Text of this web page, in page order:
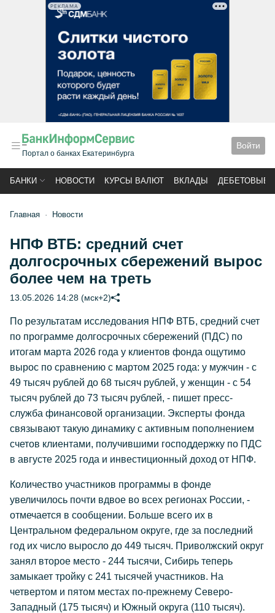
РЕКЛАМА
Портал о банках Екатеринбурга
Войти
БАНКИ НОВОСТИ КУРСЫ ВАЛЮТ ВКЛАДЫ ДЕБЕТОВЫЕ
Главная Новости
НПФ ВТБ: средний счет
долгосрочных сбережений вырос
более чем на треть
13.05.2026 14:28 (мск+2)
По результатам исследования НПФ ВТБ, средний счет
по программе долгосрочных сбережений (ПДС) по
итогам марта 2026 года у клиентов фонда ощутимо
вырос по сравнению с мартом 2025 года: у мужчин - с
49 тысяч рублей до 68 тысяч рублей, у женщин - с 54
тысяч рублей до 73 тысяч рублей, - пишет пресс-
служба финансовой организации. Эксперты фонда
связывают такую динамику с активным пополнением
счетов клиентами, получившими господдержку по ПДС
в августе 2025 года и инвестиционный доход от НПФ.
Количество участников программы в фонде
увеличилось почти вдвое во всех регионах России, -
отмечается в сообщении. Больше всего их в
Центральном федеральном округе, где за последний
год их число выросло до 449 тысяч. Приволжский округ
занял второе место - 244 тысячи, Сибирь теперь
замыкает тройку с 241 тысячей участников. На
четвертом и пятом местах по-прежнему Северо-
Западный (175 тысяч) и Южный округа (110 тысяч).